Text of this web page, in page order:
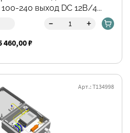
240 выход DC 12В/4...
- +
460,00 ₽
Арт.: Т134998